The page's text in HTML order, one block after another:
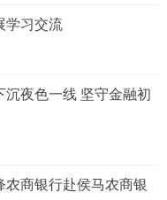
学习交流
夜色一线 坚守金融初
商银行赴侯马农商银